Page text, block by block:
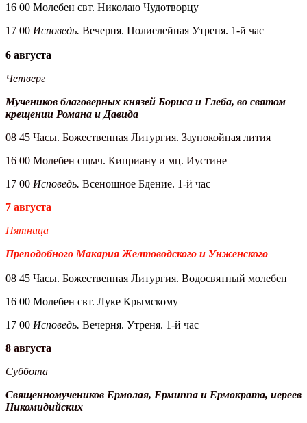
16 00 Молебен свт. Николаю Чудотворцу
17 00 Исповедь. Вечерня. Полиелейная Утреня. 1-й час
6 августа
Четверг
Мучеников благоверных князей Бориса и Глеба, во святом
крещении Романа и Давида
08 45 Часы. Божественная Литургия. Заупокойная лития
16 00 Молебен сщмч. Киприану и мц. Иустине
17 00 Исповедь. Всенощное Бдение. 1-й час
7 августа
Пятница
Преподобного Макария Желтоводского и Унженского
08 45 Часы. Божественная Литургия. Водосвятный молебен
16 00 Молебен свт. Луке Крымскому
17 00 Исповедь. Вечерня. Утреня. 1-й час
8 августа
Суббота
Священномучеников Ермолая, Ермиппа и Ермократа, иереев
Никомидийских